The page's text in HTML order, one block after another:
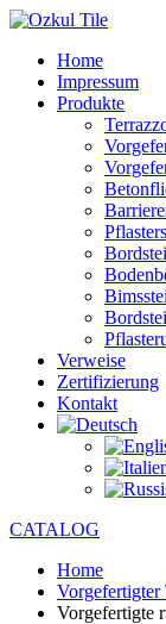
Home
Impressum
Produkte
Verweise
Zertifizierung
Kontakt
CATALOG
Home
Vorgefertigter
Vorgefertigte